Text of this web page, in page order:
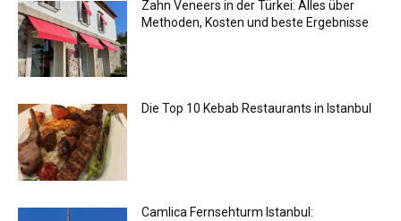
Zahn Veneers in der Türkei: Alles über
Methoden, Kosten und beste Ergebnisse
Die Top 10 Kebab Restaurants in Istanbul
Camlica Fernsehturm Istanbul: